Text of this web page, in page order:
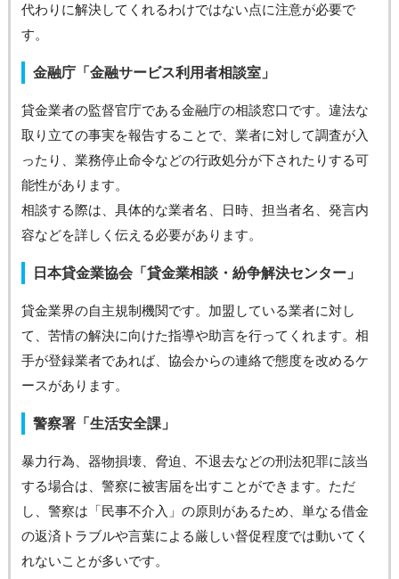
代わりに解決してくれるわけではない点に注意が必要で
す。
金融庁「金融サービス利用者相談室」
貸金業者の監督官庁である金融庁の相談窓口です。違法な
取り立ての事実を報告することで、業者に対して調査が入
ったり、業務停止命令などの行政処分が下されたりする可
能性があります。
相談する際は、具体的な業者名、日時、担当者名、発言内
容などを詳しく伝える必要があります。
日本貸金業協会「貸金業相談・紛争解決センター」
貸金業界の自主規制機関です。加盟している業者に対し
て、苦情の解決に向けた指導や助言を行ってくれます。相
手が登録業者であれば、協会からの連絡で態度を改めるケ
ースがあります。
警察署「生活安全課」
暴力行為、器物損壊、脅迫、不退去などの刑法犯罪に該当
する場合は、警察に被害届を出すことができます。ただ
し、警察は「民事不介入」の原則があるため、単なる借金
の返済トラブルや言葉による厳しい督促程度では動いてく
れないことが多いです。